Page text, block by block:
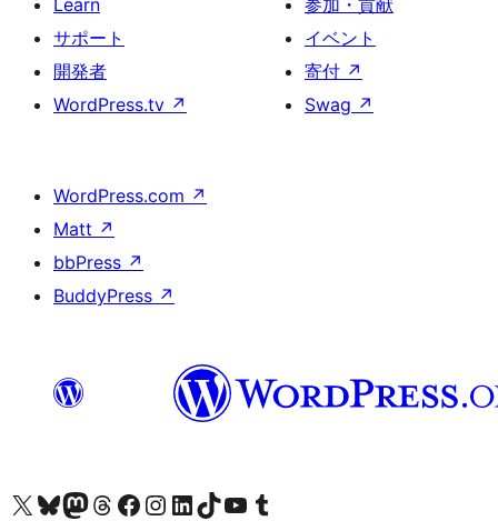
Learn
サポート
開発者
WordPress.tv ↗
参加・貢献
イベント
寄付 ↗
Swag ↗
WordPress.com ↗
Matt ↗
bbPress ↗
BuddyPress ↗
X (旧 Twitter) アカウントへBluesky アカウントへMastodon アカウントへThreads アカウントへ Facebook ページへInstagram アカウントへ LinkedIn アカウントへTikTok アカウントへYouTube チャンネルへ Tumblr アカウントへ